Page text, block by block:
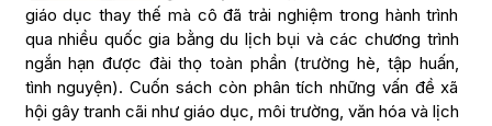
giáo dục thay thế mà cô đã trải nghiệm trong hành trình
qua nhiều quốc gia bằng du lịch bụi và các chương trình
ngắn hạn được đài thọ toàn phần (trường hè, tập huấn,
tình nguyện). Cuốn sách còn phân tích những vấn đề xã
hội gây tranh cãi như giáo dục, môi trường, văn hóa và lịch